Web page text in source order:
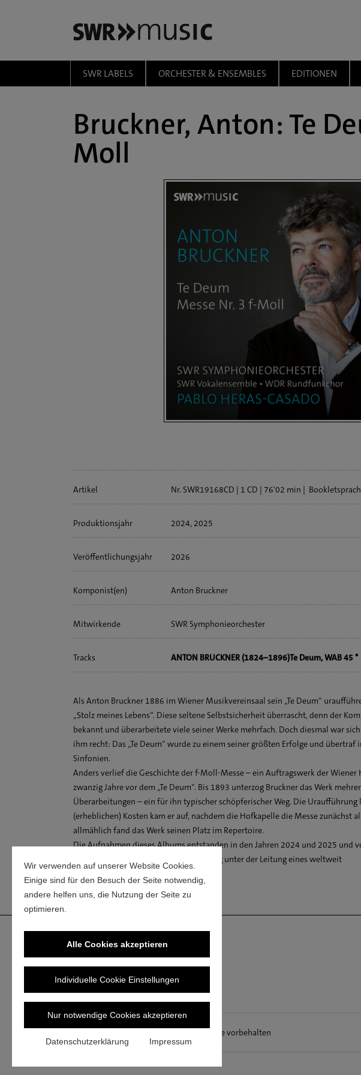
Wir verwenden auf unserer Website Cookies.
Einige sind für den Besuch der Seite notwendig,
andere helfen uns, die Nutzung der Seite zu
optimieren.
Alle Cookies akzeptieren
Individuelle Cookie Einstellungen
Nur notwendige Cookies akzeptieren
Datenschutzerklärung Impressum
SWR LABELS ORCHESTER & ENSEMBLES EDITIONEN
Bruckner, Anton: Te
Moll
Artikel Nr. SWR19168CD 1 CD 76'02 min
Produktionsjahr 2024, 2025
Veröffentlichungs­jahr 2026
Komponist(en) Anton Bruckner
Mitwirkende
SWR Symphonieorchester
WDR-Rundfunkchor
Daniel Behle *
Franz-Josef Selig *
Erika Baikoff **
Matthew Rose **
Pablo Heras-Casado (dir)
Tracks
ANTON BRUCKNER (1824–1896)Te Deum, WAB 45 *
3 III Aeterna fac. Allegro moderato.
Feierlich, mit Kraft
4 IV Salvum fac populum tuum. Moderato –
5 V In te, Domine, speravi. Mäßig bewegt –
Allegro moderato – Alla breve
ANTON BRUCKNER (1824–1896) Messe Nr. 3 f-
6 I Kyrie. Moderato
7 II Gloria. Allegro
8 III Credo. Allegro
9 IV Sanctus. Moderato
10 V Benedictus. Allegro moderato
11 VI Agnus Dei. Andante
Als Anton Bruckner 1886 im Wiener Musikvereinsaal sein „Te Deum“
„Stolz meines Lebens“. Diese seltene Selbstsicherheit überrascht, denn der
bekannt und überarbeitete viele seiner Werke mehrfach. Doch diesmal war
ihm recht: Das „Te Deum“ wurde zu einem seiner größten Erfolge und übertraf
Sinfonien.
Anders verlief die Geschichte der f-Moll-Messe – ein Auftragswerk der
zwanzig Jahre vor dem „Te Deum“. Bis 1893 unterzog Bruckner das Werk
Überarbeitungen – ein für ihn typischer schöpferischer Weg. Die Uraufführung
(erheblichen) Kosten kam er auf, nachdem die Hofkapelle die Messe zunächst
allmählich fand das Werk seinen Platz im Repertoire.
Die Aufnahmen dieses Albums entstanden in den Jahren 2024 und 2025 und
international agierende Sängerbesetzung unter der Leitung eines weltweit
© SWR Media Services GmbH. Alle Rechte vorbehalten